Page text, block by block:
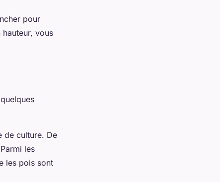
pour
vous
de culture. De
les
les pois sont